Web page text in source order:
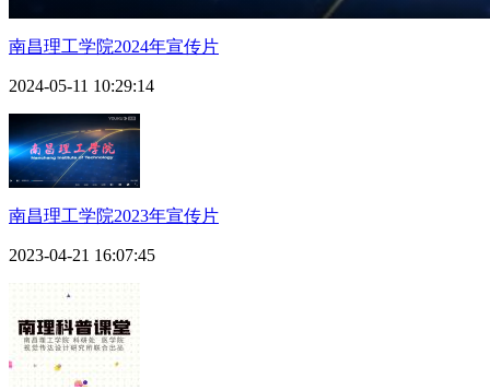
南昌理工学院2024年宣传片
2024-05-11 10:29:14
南昌理工学院2023年宣传片
2023-04-21 16:07:45